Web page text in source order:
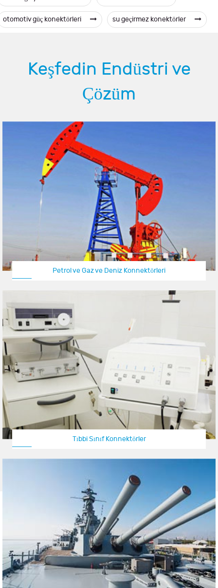
otomotiv güç konektörleri su geçirmez konektörler
Keşfedin Endüstri ve
Çözüm
Petrol ve Gaz ve Deniz Konnektörleri
Tıbbi Sınıf Konnektörler